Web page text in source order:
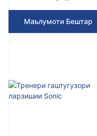
Маълумоти Бештар